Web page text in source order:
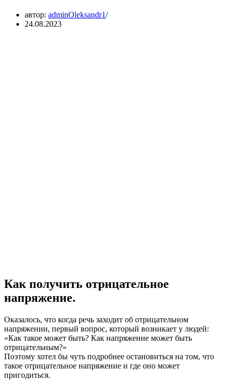
автор: adminOleksandr1
24.08.2023
Как получить отрицательное
напряжение.
Оказалось, что когда речь заходит об отрицательном
напряжении, первый вопрос, который возникает у людей:
«Как такое может быть? Как напряжение может быть
отрицательным?»
Поэтому хотел бы чуть подробнее остановиться на том, что
такое отрицательное напряжение и где оно может
пригодиться.